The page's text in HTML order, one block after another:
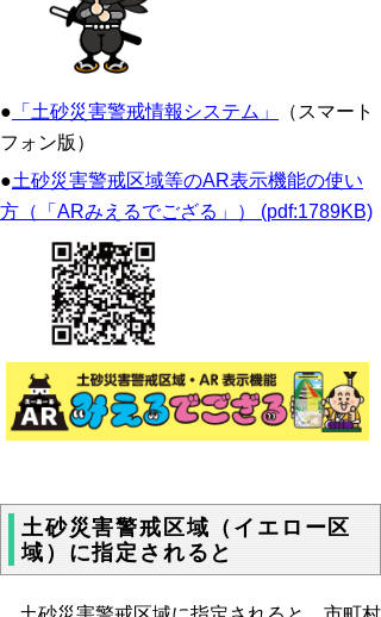
● 「土砂災害警戒情報システム」
（スマート
フォン版）
●土砂災害警戒区域等のAR表示機能の使い
方（「ARみえるでござる」） (pdf:1789KB)
土砂災害警戒区域（イエロー区
域）に指定されると